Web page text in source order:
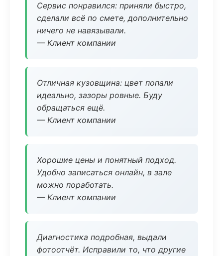
Сервис понравился: приняли быстро,
сделали всё по смете, дополнительно
ничего не навязывали.
— Клиент компании
Отличная кузовщина: цвет попали
идеально, зазоры ровные. Буду
обращаться ещё.
— Клиент компании
Хорошие цены и понятный подход.
Удобно записаться онлайн, в зале
можно поработать.
— Клиент компании
Диагностика подробная, выдали
фотоотчёт. Исправили то, что другие